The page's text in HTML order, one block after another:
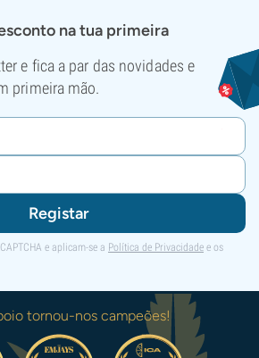
na tua primeira
e fica a par das novidades e
primeira mão.
Registar
e aplicam-se a Política de Privacidade e os
tornou-nos campeões!